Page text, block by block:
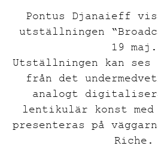
Pontus Djanaieff
utställningen
19 maj.
Utställningen kan ses
från det
analogt
lentikulär konst
presenteras på
Riche.